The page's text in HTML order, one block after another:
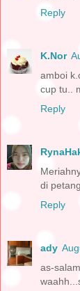
Reply
K.Nor
amboi
cup tu..
Reply
di
Reply
ady
as-